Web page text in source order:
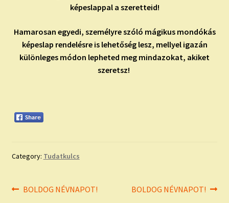
képeslappal a szeretteid!
Hamarosan egyedi, személyre szóló mágikus mondókás
képeslap rendelésre is lehetőség lesz, mellyel igazán
különleges módon lepheted meg mindazokat, akiket
szeretsz!
Category: Tudatkulcs
Bejegyzés
Previous
BOLDOG NÉVNAPOT!
Next
BOLDOG NÉVNAPOT!